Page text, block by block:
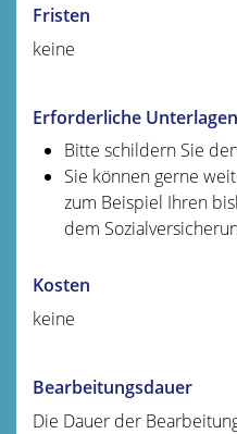
Fristen
keine
Erforderliche Unterlagen
Bitte schildern Sie
Sie können gerne
zum Beispiel Ihren
dem
Kosten
keine
Bearbeitungsdauer
Die Dauer der